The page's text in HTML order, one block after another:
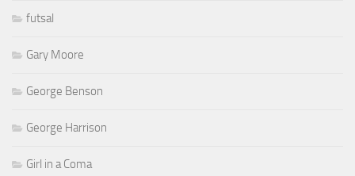
futsal
Gary Moore
George Benson
George Harrison
Girl in a Coma